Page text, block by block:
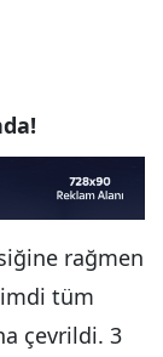
rağmen
tüm
çevrildi. 3